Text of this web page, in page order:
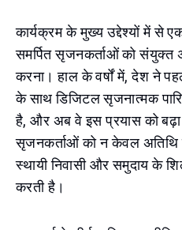
कार्यक्रम के मुख्य उद्देश्यों में से
समर्पित सृजनकर्ताओं को संयुक्त
करना। हाल के वर्षों में, देश ने
के साथ डिजिटल सृजनात्मक
है, और अब वे इस प्रयास को बढ़ा
सृजनकर्ताओं को न केवल
स्थायी निवासी और समुदाय के
करती है।